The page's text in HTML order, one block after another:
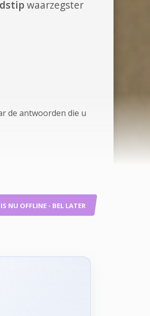
waarzegster
de antwoorden die u
NU OFFLINE - BEL LATER